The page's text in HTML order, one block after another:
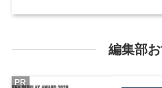
編集部
PR